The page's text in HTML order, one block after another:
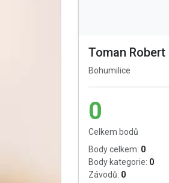
Toman Robert
Bohumilice
0
Celkem bodů
Body celkem: 0
Body kategorie: 0
Závodů: 0